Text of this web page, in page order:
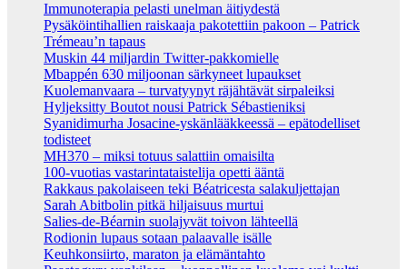
Immunoterapia pelasti unelman äitiydestä
Pysäköintihallien raiskaaja pakotettiin pakoon – Patrick
Trémeau’n tapaus
Muskin 44 miljardin Twitter-pakkomielle
Mbappén 630 miljoonan särkyneet lupaukset
Kuolemanvaara – turvatyynyt räjähtävät sirpaleiksi
Hyljeksitty Boutot nousi Patrick Sébastieniksi
Syanidimurha Josacine-yskänlääkkeessä – epätodelliset
todisteet
MH370 – miksi totuus salattiin omaisilta
100-vuotias vastarintataistelija opetti ääntä
Rakkaus pakolaiseen teki Béatricesta salakuljettajan
Sarah Abitbolin pitkä hiljaisuus murtui
Salies-de-Béarnin suolajyvät toivon lähteellä
Rodionin lupaus sotaan palaavalle isälle
Keuhkonsiirto, maraton ja elämäntahto